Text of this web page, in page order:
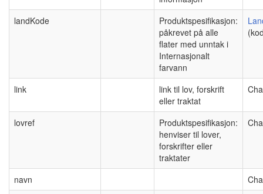
landKode
Produktspesifikasjon:
påkrevet på alle
flater med unntak i
Internasjonalt
farvann
link
link til lov, forskrift
eller traktat
lovref
Produktspesifikasjon:
henviser til lover,
forskrifter eller
traktater
navn